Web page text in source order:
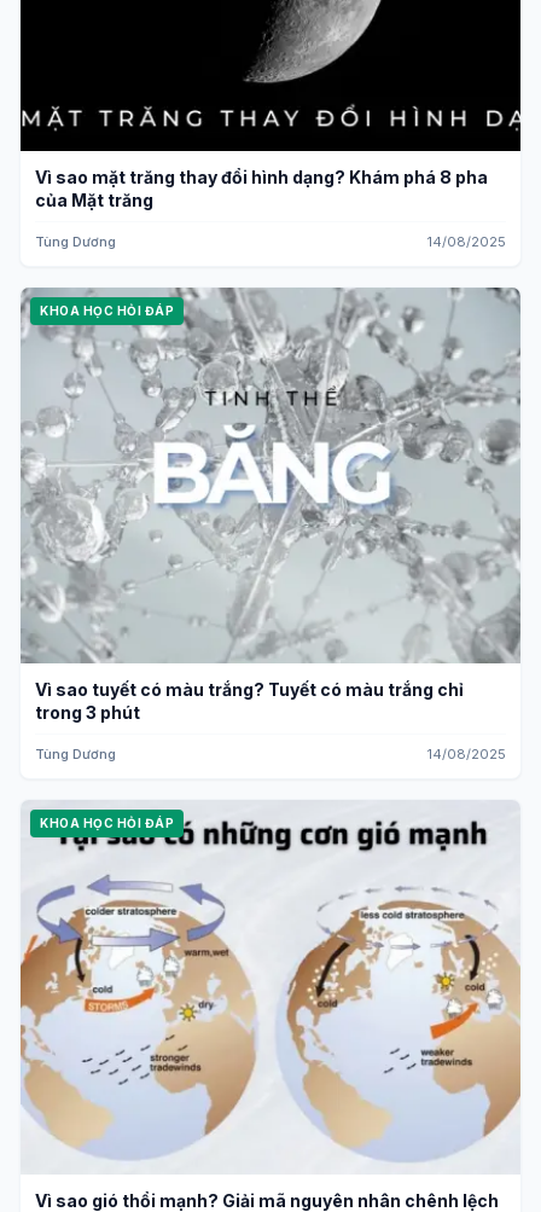
Vì sao mặt trăng thay đổi hình dạng? Khám phá 8 pha
của Mặt trăng
Tùng Dương 14/08/2025
KHOA HỌC HỎI ĐÁP
Vì sao tuyết có màu trắng? Tuyết có màu trắng chỉ
trong 3 phút
Tùng Dương 14/08/2025
KHOA HỌC HỎI ĐÁP
Vì sao gió thổi mạnh? Giải mã nguyên nhân chênh lệch